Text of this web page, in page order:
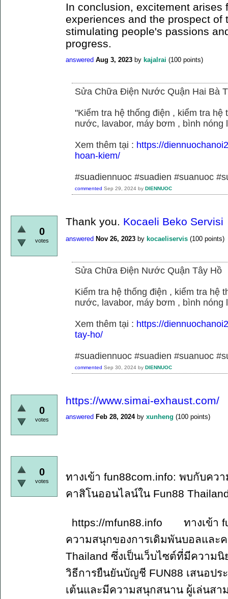
In conclusion, excitement arises
experiences and the prospect of
stimulating people's passions
progress.
answered Aug 3, 2023 by kajalrai (100 points)
Sửa Chữa Điện Nước Quận Hai Bà
"Kiểm tra hệ thống điện , kiểm tra
nước, lavabor, máy bơm , bình nóng
Xem thêm tại : https://
hoan-kiem/
#suadiennuoc #suadien #suanuoc
commented Sep 29, 2024 by DIENNUOC
0
votes
Thank you. Kocaeli Beko Servisi
answered Nov 26, 2023 by kocaeliservis (100 points)
Sửa Chữa Điện Nước Quận Tây Hồ
Kiểm tra hệ thống điện , kiểm tra hệ
nước, lavabor, máy bơm , bình nóng
Xem thêm tại : https://
tay-ho/
#suadiennuoc #suadien #suanuoc
commented Sep 30, 2024 by DIENNUOC
0
votes
https://www.simai-exhaust.com/
answered Feb 28, 2024 by xunheng (100 points)
0
votes
ทางเข้า fun88com.info: พบกับคว
คาสิโนออนไลน์ใน Fun88
https://mfun88.info ทางเข้า
ความสนุกของการเดิมพันบอลและ
Thailand ซึ่งเป็นเว็บไซต์ที่มีความ
วิธีการยืนยันบัญชี FUN88 เสนอป
เต้นและมีความสนุกสนาน ผู้เล่นสา